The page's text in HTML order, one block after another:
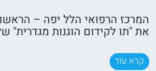
המרכז הרפואי הלל יפה –
את "תו לקידום הוגנות מגדרית"
קרא עוד